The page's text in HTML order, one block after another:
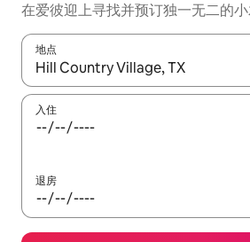
在爱彼迎上寻找并预订独一无二的
地点
如有搜索结果，请使用上下方向键查
入住
退房